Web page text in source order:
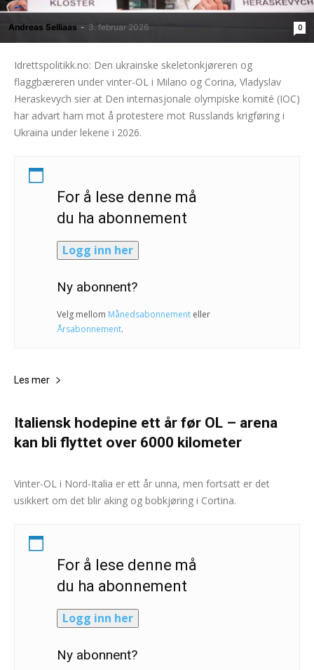
Andreas Selliaas - 3. februar 2026 0
Idrettspolitikk.no: Den ukrainske skeletonkjøreren og
flaggbæreren under vinter-OL i Milano og Corina, Vladyslav
Heraskevych sier at Den internasjonale olympiske komité (IOC)
har advart ham mot å protestere mot Russlands krigføring i
Ukraina under lekene i 2026.
For å lese denne må
du ha abonnement
Logg inn her
Ny abonnent?
Velg mellom Månedsabonnement eller
Årsabonnement.
Les mer
Italiensk hodepine ett år før OL – arena
kan bli flyttet over 6000 kilometer
NTB -AP - 6. februar 2025
Vinter-OL i Nord-Italia er ett år unna, men fortsatt er det
usikkert om det blir aking og bobkjøring i Cortina.
For å lese denne må
du ha abonnement
Logg inn her
Ny abonnent?